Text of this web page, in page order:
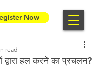
Now
द्वारा हल करने का प्रचलन?
read